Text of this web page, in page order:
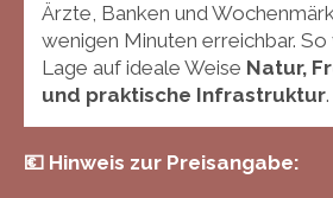
Ärzte, Banken und
wenigen Minuten erreichbar.
Lage auf ideale Weise Natur,
und praktische Infrastruktur.
💶 Hinweis zur Preisangabe: